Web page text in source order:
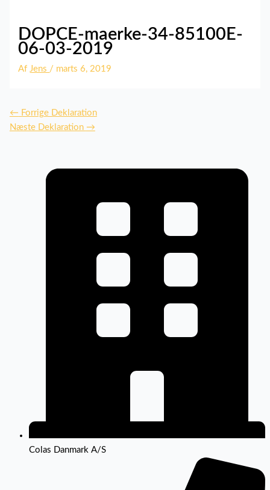
DOPCE-maerke-34-85100E-
06-03-2019
AfJens / marts 6, 2019
← Forrige Deklaration
Næste Deklaration →
Colas Danmark A/S